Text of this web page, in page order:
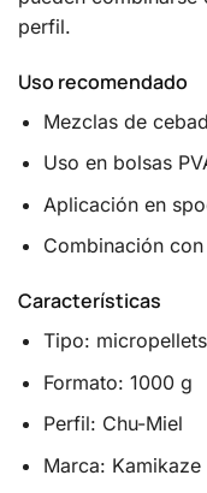
perfil.
Uso recomendado
Mezclas de
Uso en bolsas
Aplicación en
Combinación
Características
Tipo: micropellets
Formato: 1000 g
Perfil: Chu-Miel
Marca: Kamikaze